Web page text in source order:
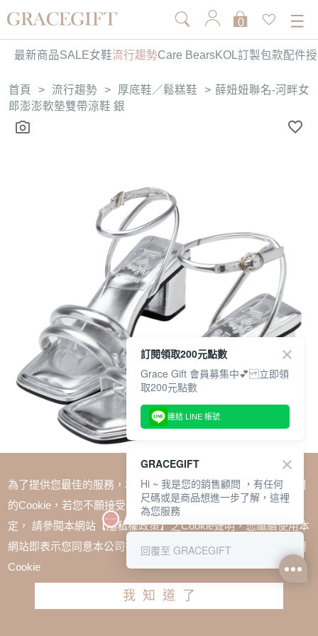
0
最新商品SALE女鞋流行趨勢Care BearsKOL訂製包款配件
首頁 > 流行趨勢 > 厚底鞋／鬆糕鞋 > 薛妞妞聯名-河畔女
郎澎澎軟墊雙帶涼鞋 銀
薛妞妞聯名-河畔女郎澎澎軟墊雙帶涼鞋 銀
為了提供您最佳的服務，本網站會在您的電腦中放置並取用我們
的Cookie，若您不願接受Cookie時應如何變更電腦的Cookie設
定， 請參閱本網站【隱私權政策】之Cookie聲明，您繼續使用本
網站即表示您同意本公司得按本網站使用條款之Cookie聲明使用
Cookie
我知道了
訂閱領取200元點數
Grace Gift 會員募集中💕 立即領
取200元點數
連結 LINE 帳號
GRACEGIFT
Hi ~ 我是您的銷售顧問 ，有任何
尺碼或是商品想進一步了解，這裡
為您服務
回覆至 GRACEGIFT